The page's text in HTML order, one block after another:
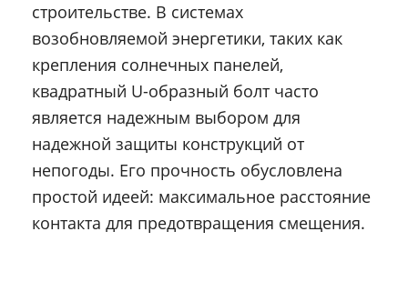
строительстве. В системах
возобновляемой энергетики, таких как
крепления солнечных панелей,
квадратный U-образный болт часто
является надежным выбором для
надежной защиты конструкций от
непогоды. Его прочность обусловлена
простой идеей: максимальное расстояние
контакта для предотвращения смещения.